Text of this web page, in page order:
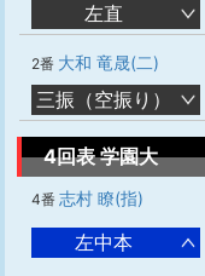
左直
2番 大和 竜晟(二)
三振（空振り）
4回表 学園大
4番 志村 瞭(指)
左中本